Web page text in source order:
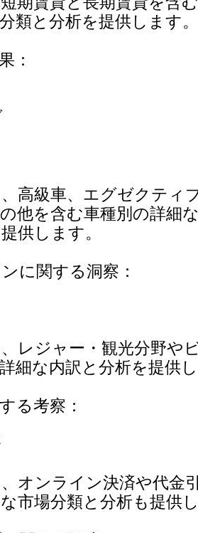
類と分析を提供します。
：
高級車、エグゼクティ
他を含む車種別の詳細
供します。
に関する洞察：
レジャー・観光分野や
細な内訳と分析を提供
る考察：
オンライン決済や代金
市場分類と分析も提供